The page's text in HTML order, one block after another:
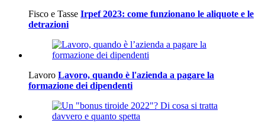
Fisco e Tasse Irpef 2023: come funzionano le aliquote e le
detrazioni
Lavoro Lavoro, quando è l'azienda a pagare la
formazione dei dipendenti